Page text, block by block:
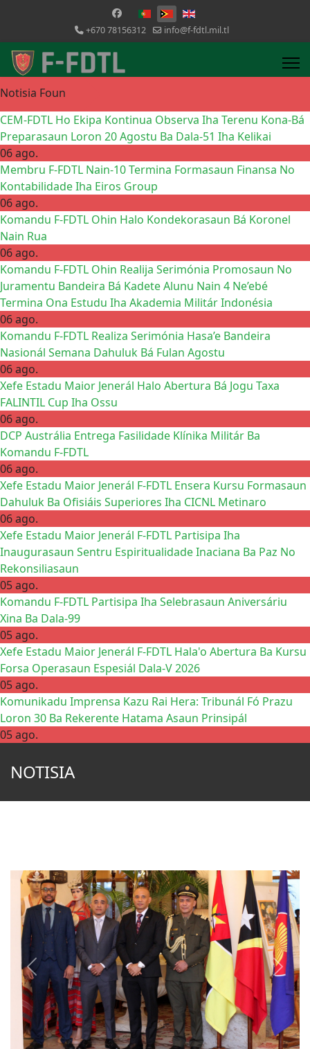
Selecione o seu idioma
+670 78156312 info@f-fdtl.mil.tl
Notisia Foun
CEM-FDTL Ho Ekipa Kontinua Observa Iha Terenu Kona-Bá
Preparasaun Loron 20 Agostu Ba Dala-51 Iha Kelikai
06 ago.
Membru F-FDTL Nain-10 Termina Formasaun Finansa No
Kontabilidade Iha Eiros Group
06 ago.
Komandu F-FDTL Ohin Halo Kondekorasaun Bá Koronel
Nain Rua
06 ago.
Komandu F-FDTL Ohin Realija Serimónia Promosaun No
Juramentu Bandeira Bá Kadete Alunu Nain 4 Ne’ebé
Termina Ona Estudu Iha Akademia Militár Indonésia
06 ago.
Komandu F-FDTL Realiza Serimónia Hasa’e Bandeira
Nasionál Semana Dahuluk Bá Fulan Agostu
06 ago.
Xefe Estadu Maior Jenerál Halo Abertura Bá Jogu Taxa
FALINTIL Cup Iha Ossu
06 ago.
DCP Austrália Entrega Fasilidade Klínika Militár Ba
Komandu F-FDTL
06 ago.
Xefe Estadu Maior Jenerál F-FDTL Ensera Kursu Formasaun
Dahuluk Ba Ofisiáis Superiores Iha CICNL Metinaro
06 ago.
Xefe Estadu Maior Jenerál F-FDTL Partisipa Iha
Inaugurasaun Sentru Espiritualidade Inaciana Ba Paz No
Rekonsiliasaun
05 ago.
Komandu F-FDTL Partisipa Iha Selebrasaun Aniversáriu
Xina Ba Dala-99
05 ago.
Xefe Estadu Maior Jenerál F-FDTL Hala'o Abertura Ba Kursu
Forsa Operasaun Espesiál Dala-V 2026
05 ago.
Komunikadu Imprensa Kazu Rai Hera: Tribunál Fó Prazu
Loron 30 Ba Rekerente Hatama Asaun Prinsipál
05 ago.
NOTISIA
Previous Next